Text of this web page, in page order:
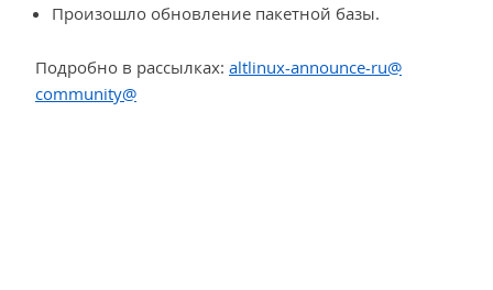
Произошло обновление пакетной базы.
Подробно в рассылках: altlinux-announce-ru@
community@